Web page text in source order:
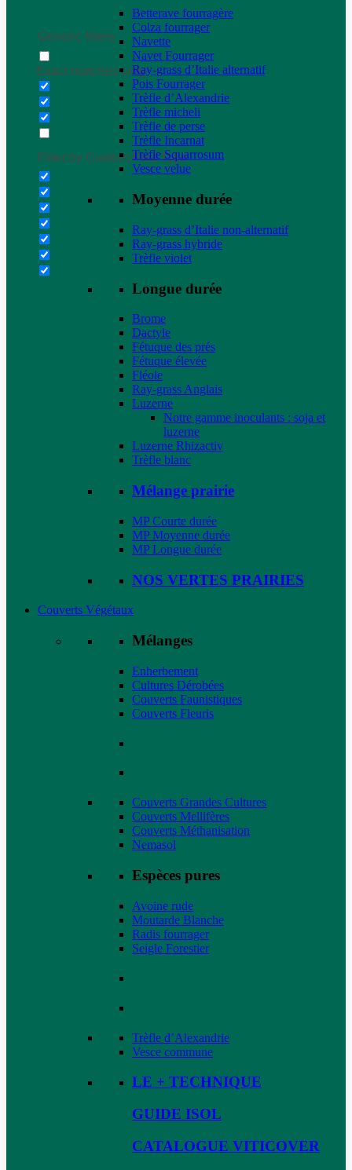
Generic filters
Exact matches only
Filter by Custom Post Type
Betterave fourragère
Colza fourrager
Navette
Navet Fourrager
Ray-grass d’Italie alternatif
Pois Fourrager
Trèfle d’Alexandrie
Trèfle micheli
Trèfle de perse
Trèfle Incarnat
Trèfle Squarrosum
Vesce velue
Moyenne durée
Ray-grass d’Italie non-alternatif
Ray-grass hybride
Trèfle violet
Longue durée
Brome
Dactyle
Fétuque des prés
Fétuque élevée
Fléole
Ray-grass Anglais
Luzerne
Notre gamme inoculants : soja et
luzerne
Luzerne Rhizactiv
Trèfle blanc
Mélange prairie
MP Courte durée
MP Moyenne durée
MP Longue durée
NOS VERTES PRAIRIES
Couverts Végétaux
Mélanges
Enherbement
Cultures Dérobées
Couverts Faunistiques
Couverts Fleuris
Couverts Grandes Cultures
Couverts Mellifères
Couverts Méthanisation
Nemasol
Espèces pures
Avoine rude
Moutarde Blanche
Radis fourrager
Seigle Forestier
Trèfle d’Alexandrie
Vesce commune
LE + TECHNIQUE
GUIDE ISOL
CATALOGUE VITICOVER